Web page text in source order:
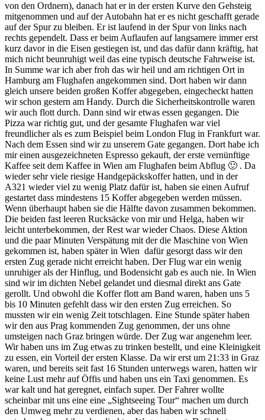
von den Ordnern), danach hat er in der ersten Kurve den Gehsteig
mitgenommen und auf der Autobahn hat er es nicht geschafft gerade
auf der Spur zu bleiben. Er ist laufend in der Spur von links nach
rechts gependelt. Dass er beim Auflaufen auf langsamere immer erst
kurz davor in die Eisen gestiegen ist, und das dafür dann kräftig, hat
mich nicht beunruhigt weil das eine typisch deutsche Fahrweise ist.
In Summe war ich aber froh das wir heil und am richtigen Ort in
Hamburg am Flughafen angekommen sind. Dort haben wir dann
gleich unsere beiden großen Koffer abgegeben, eingecheckt hatten
wir schon gestern am Handy. Durch die Sicherheitskontrolle waren
wir auch flott durch. Dann sind wir etwas essen gegangen. Die
Pizza war richtig gut, und der gesamte Flughafen war viel
freundlicher als es zum Beispiel beim London Flug in Frankfurt war.
Nach dem Essen sind wir zu unserem Gate gegangen. Dort habe ich
mir einen ausgezeichneten Espresso gekauft, der erste vernünftige
Kaffee seit dem Kaffee in Wien am Flughafen beim Abflug 🙂 . Da
wieder sehr viele riesige Handgepäckskoffer hatten, und in der
A321 wieder viel zu wenig Platz dafür ist, haben sie einen Aufruf
gestartet dass mindestens 15 Koffer abgegeben werden müssen.
Wenn überhaupt haben sie die Hälfte davon zusammen bekommen.
Die beiden fast leeren Rucksäcke von mir und Helga, haben wir
leicht unterbekommen, der Rest war wieder Chaos. Diese Aktion
und die paar Minuten Verspätung mit der die Maschine von Wien
gekommen ist, haben später in Wien dafür gesorgt dass wir den
ersten Zug gerade nicht erreicht haben. Der Flug war ein wenig
unruhiger als der Hinflug, und Bodensicht gab es auch nie. In Wien
sind wir im dichten Nebel gelandet und diesmal direkt ans Gate
gerollt. Und obwohl die Koffer flott am Band waren, haben uns 5
bis 10 Minuten gefehlt dass wir den ersten Zug erreichen. So
mussten wir ein wenig Zeit totschlagen. Eine Stunde später haben
wir den aus Prag kommenden Zug genommen, der uns ohne
umsteigen nach Graz bringen würde. Der Zug war angenehm leer.
Wir haben uns im Zug etwas zu trinken bestellt, und eine Kleinigkeit
zu essen, ein Vorteil der ersten Klasse. Da wir erst um 21:33 in Graz
waren, und bereits seit fast 16 Stunden unterwegs waren, hatten wir
keine Lust mehr auf Öffis und haben uns ein Taxi genommen. Es
war kalt und hat geregnet, einfach super. Der Fahrer wollte
scheinbar mit uns eine eine „Sightseeing Tour“ machen um durch
den Umweg mehr zu verdienen, aber das haben wir schnell